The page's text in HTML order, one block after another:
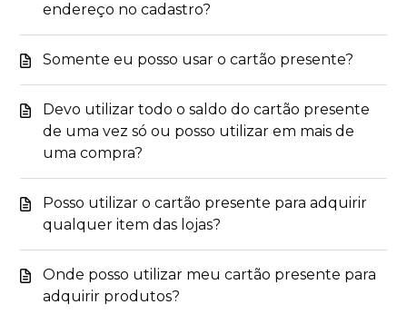
endereço no cadastro?
Somente eu posso usar o cartão presente?
Devo utilizar todo o saldo do cartão presente
de uma vez só ou posso utilizar em mais de
uma compra?
Posso utilizar o cartão presente para adquirir
qualquer item das lojas?
Onde posso utilizar meu cartão presente para
adquirir produtos?